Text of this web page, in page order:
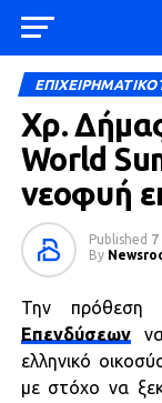
Χρ.
World
νεοφυή
Published 7
By
Την
Επενδύσεωννα
ελληνικό
με στόχο να